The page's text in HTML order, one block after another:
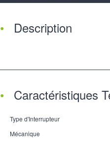
Description
Caractéristiques
Type d'Interrupteur
Mécanique